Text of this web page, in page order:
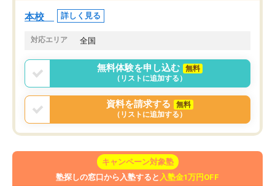
本校 詳しく見る
対応エリア 全国
無料体験を申し込む
無料
（リストに追加する）
資料を請求する
無料
（リストに追加する）
キャンペーン対象塾
塾探しの窓口から入塾すると 入塾金1万円OFF